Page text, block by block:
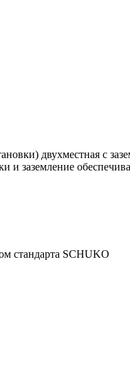
двухместная с
и заземление
стандарта SCHUKO